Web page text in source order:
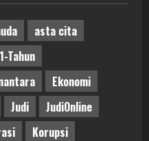
asta cita
Tahun
Ekonomi
Judi
JudiOnline
Korupsi